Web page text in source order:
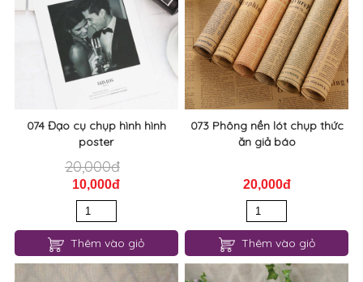
074 Đạo cụ chụp hình hình
poster
20,000đ
10,000đ
Thêm vào giỏ
073 Phông nền lót chụp thức
ăn giả báo
20,000đ
Thêm vào giỏ